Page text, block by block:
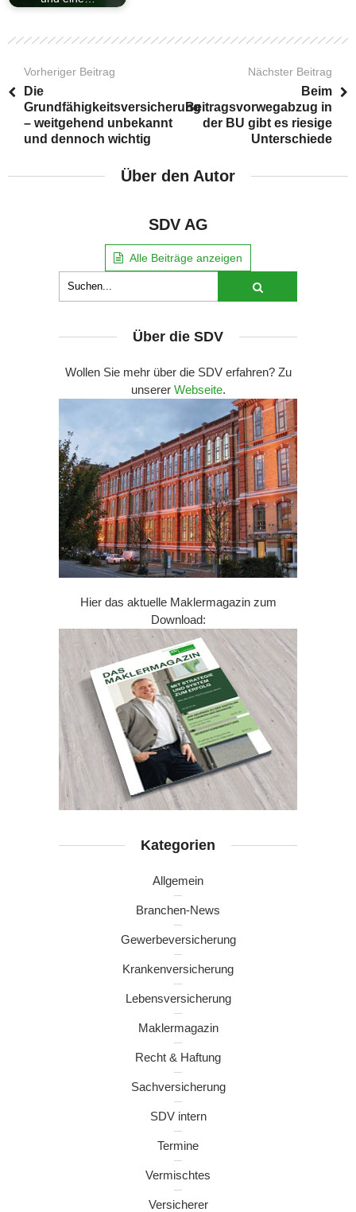
Vorheriger Beitrag
Die
Grundfähigkeitsversicherung
– weitgehend unbekannt
und dennoch wichtig
Nächster Beitrag
Beim
Beitragsvorwegabzug in
der BU gibt es riesige
Unterschiede
Über den Autor
SDV AG
Alle Beiträge anzeigen
Über die SDV
Wollen Sie mehr über die SDV erfahren? Zu
unserer Webseite.
Hier das aktuelle Maklermagazin zum
Download:
Kategorien
Allgemein
Branchen-News
Gewerbeversicherung
Krankenversicherung
Lebensversicherung
Maklermagazin
Recht & Haftung
Sachversicherung
SDV intern
Termine
Vermischtes
Versicherer